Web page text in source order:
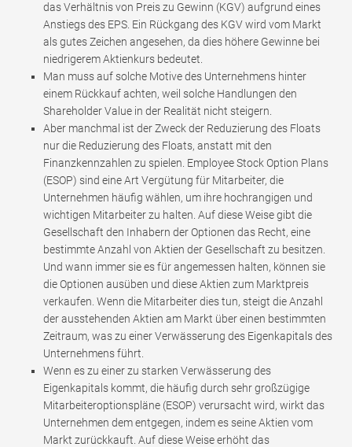
das Verhältnis von Preis zu Gewinn (KGV) aufgrund eines
Anstiegs des EPS. Ein Rückgang des KGV wird vom Markt
als gutes Zeichen angesehen, da dies höhere Gewinne bei
niedrigerem Aktienkurs bedeutet.
Man muss auf solche Motive des Unternehmens hinter
einem Rückkauf achten, weil solche Handlungen den
Shareholder Value in der Realität nicht steigern.
Aber manchmal ist der Zweck der Reduzierung des Floats
nur die Reduzierung des Floats, anstatt mit den
Finanzkennzahlen zu spielen. Employee Stock Option Plans
(ESOP) sind eine Art Vergütung für Mitarbeiter, die
Unternehmen häufig wählen, um ihre hochrangigen und
wichtigen Mitarbeiter zu halten. Auf diese Weise gibt die
Gesellschaft den Inhabern der Optionen das Recht, eine
bestimmte Anzahl von Aktien der Gesellschaft zu besitzen.
Und wann immer sie es für angemessen halten, können sie
die Optionen ausüben und diese Aktien zum Marktpreis
verkaufen. Wenn die Mitarbeiter dies tun, steigt die Anzahl
der ausstehenden Aktien am Markt über einen bestimmten
Zeitraum, was zu einer Verwässerung des Eigenkapitals des
Unternehmens führt.
Wenn es zu einer zu starken Verwässerung des
Eigenkapitals kommt, die häufig durch sehr großzügige
Mitarbeiteroptionspläne (ESOP) verursacht wird, wirkt das
Unternehmen dem entgegen, indem es seine Aktien vom
Markt zurückkauft. Auf diese Weise erhöht das